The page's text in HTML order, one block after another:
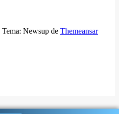
Tema: Newsup de Themeansar